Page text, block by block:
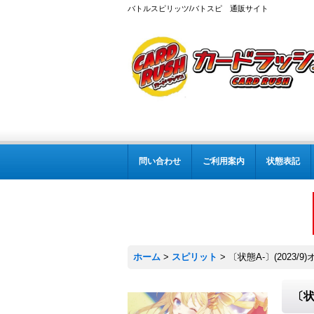
バトルスピリッツ/バトスピ 通販サイト
問い合わせ ご利用案内 状態表記
ホーム > スピリット > 〔状態A-〕(2023/
〔